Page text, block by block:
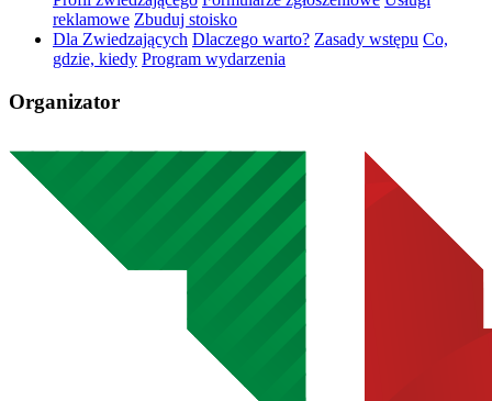
reklamowe Zbuduj stoisko
Dla Zwiedzających Dlaczego warto? Zasady wstępu Co,
gdzie, kiedy Program wydarzenia
Organizator